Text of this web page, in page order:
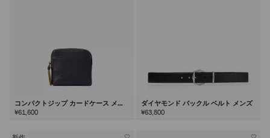
コンパクトジップ カードケース メン
ズ
¥61,600
ダイヤモンド バックル ベルト メンズ
¥63,800